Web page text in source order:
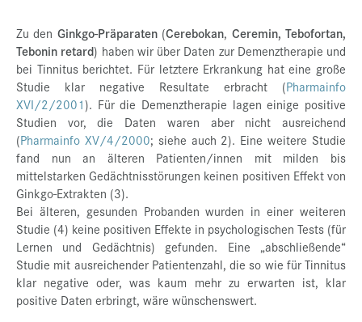
Zu den Ginkgo-Präparaten (Cerebokan, Ceremin, Tebofortan,
Tebonin retard) haben wir über Daten zur Demenztherapie und
bei Tinnitus berichtet. Für letztere Erkrankung hat eine große
Studie klar negative Resultate erbracht (Pharmainfo
XVI/2/2001). Für die Demenztherapie lagen einige positive
Studien vor, die Daten waren aber nicht ausreichend
(Pharmainfo XV/4/2000; siehe auch 2). Eine weitere Studie
fand nun an älteren Patienten/innen mit milden bis
mittelstarken Gedächtnisstörungen keinen positiven Effekt von
Ginkgo-Extrakten (3).
Bei älteren, gesunden Probanden wurden in einer weiteren
Studie (4) keine positiven Effekte in psychologischen Tests (für
Lernen und Gedächtnis) gefunden. Eine „abschließende“
Studie mit ausreichender Patientenzahl, die so wie für Tinnitus
klar negative oder, was kaum mehr zu erwarten ist, klar
positive Daten erbringt, wäre wünschenswert.